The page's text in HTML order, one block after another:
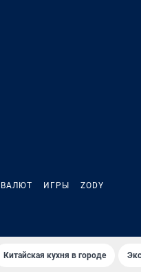
ИГРЫ ZODY
Китайская кухня в городе